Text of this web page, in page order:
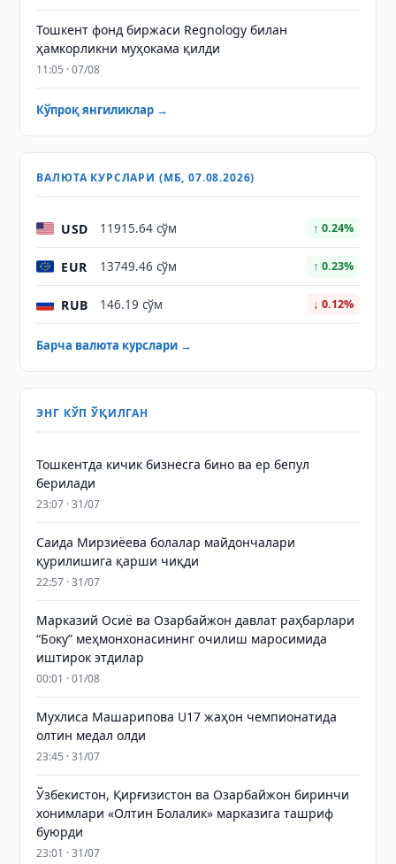
Тошкент фонд биржаси Regnology билан
ҳамкорликни муҳокама қилди
11:05 · 07/08
Кўпроқ янгиликлар →
ВАЛЮТА КУРСЛАРИ (МБ, 07.08.2026)
USD 11915.64 сўм ↑ 0.24%
EUR 13749.46 сўм ↑ 0.23%
RUB 146.19 сўм ↓ 0.12%
Барча валюта курслари →
ЭНГ КЎП ЎҚИЛГАН
Тошкентда кичик бизнесга бино ва ер бепул
берилади
23:07 · 31/07
Саида Мирзиёева болалар майдончалари
қурилишига қарши чиқди
22:57 · 31/07
Марказий Осиё ва Озарбайжон давлат раҳбарлари
“Боку” меҳмонхонасининг очилиш маросимида
иштирок этдилар
00:01 · 01/08
Мухлиса Машарипова U17 жаҳон чемпионатида
олтин медал олди
23:45 · 31/07
Ўзбекистон, Қирғизистон ва Озарбайжон биринчи
хонимлари «Олтин Болалик» марказига ташриф
буюрди
23:01 · 31/07